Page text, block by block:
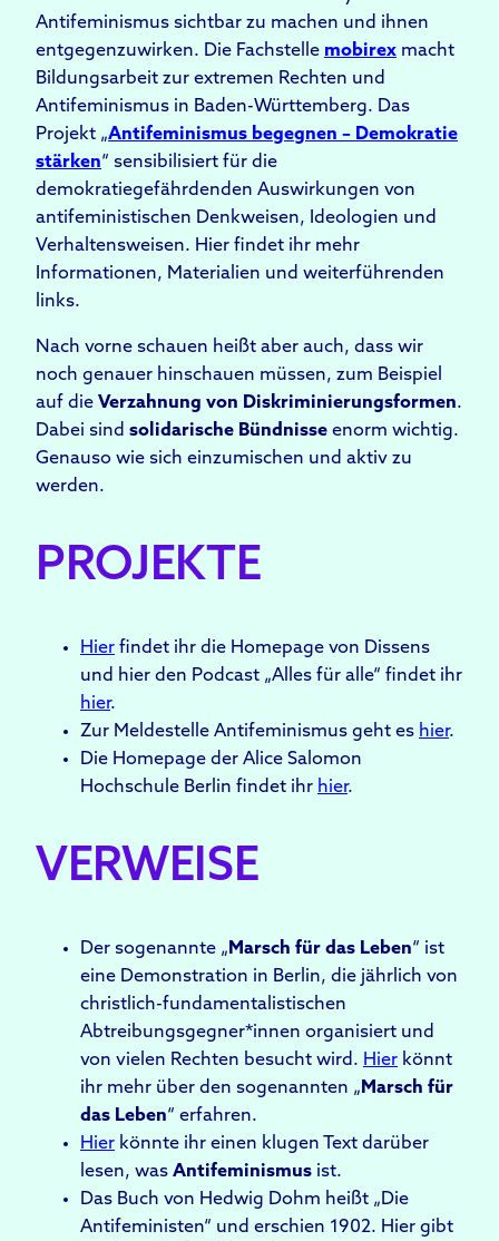
Antifeminismus sichtbar zu machen und ihnen
entgegenzuwirken. Die Fachstelle mobirex macht
Bildungsarbeit zur extremen Rechten und
Antifeminismus in Baden-Württemberg. Das
Projekt „Antifeminismus begegnen – Demokratie
stärken“ sensibilisiert für die
demokratiegefährdenden Auswirkungen von
antifeministischen Denkweisen, Ideologien und
Verhaltensweisen. Hier findet ihr mehr
Informationen, Materialien und weiterführenden
links.
Nach vorne schauen heißt aber auch, dass wir
noch genauer hinschauen müssen, zum Beispiel
auf die Verzahnung von Diskriminierungsformen.
Dabei sind solidarische Bündnisse enorm wichtig.
Genauso wie sich einzumischen und aktiv zu
werden.
PROJEKTE
Hier findet ihr die Homepage von Dissens
und hier den Podcast „Alles für alle“ findet ihr
hier.
Zur Meldestelle Antifeminismus geht es hier.
Die Homepage der Alice Salomon
Hochschule Berlin findet ihr hier.
VERWEISE
Der sogenannte „ Marsch für das Leben“ ist
eine Demonstration in Berlin, die jährlich von
christlich-fundamentalistischen
Abtreibungsgegner*innen organisiert und
von vielen Rechten besucht wird. Hier könnt
ihr mehr über den sogenannten „ Marsch für
das Leben“ erfahren.
Hier könnte ihr einen klugen Text darüber
lesen, was Antifeminismus ist.
Das Buch von Hedwig Dohm heißt „Die
Antifeministen“ und erschien 1902. Hier gibt